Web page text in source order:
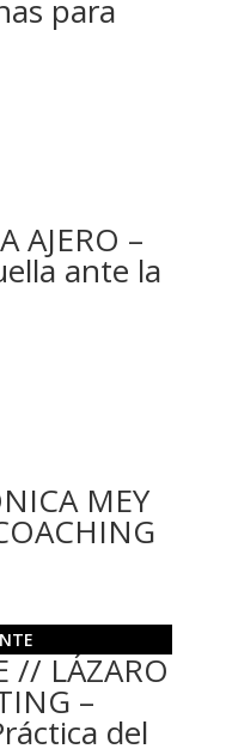
para
AJERO –
ante la
MEY
// LÁZARO
–
del